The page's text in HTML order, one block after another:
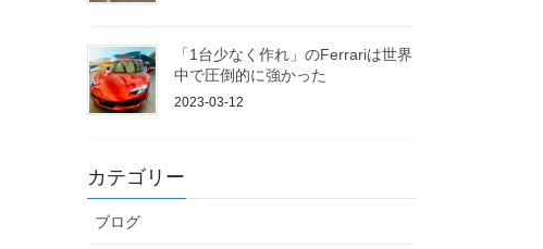
「1台少なく作れ」のFerrariは世界
中で圧倒的に強かった
2023-03-12
カテゴリー
ブログ